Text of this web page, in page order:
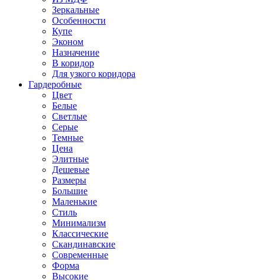
Зеркальные
Особенности
Купе
Эконом
Назначение
В коридор
Для узкого коридора
Гардеробные
Цвет
Белые
Светлые
Серые
Темные
Цена
Элитные
Дешевые
Размеры
Большие
Маленькие
Стиль
Минимализм
Классические
Скандинавские
Современные
Форма
Высокие